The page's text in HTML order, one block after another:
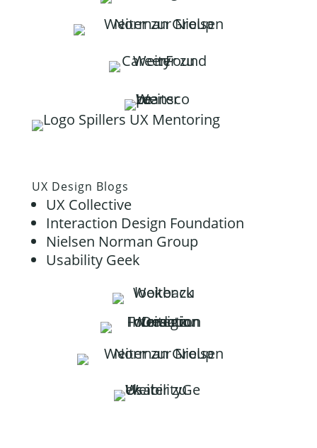
UX Design Blogs
UX Collective
Interaction Design Foundation
Nielsen Norman Group
Usability Geek